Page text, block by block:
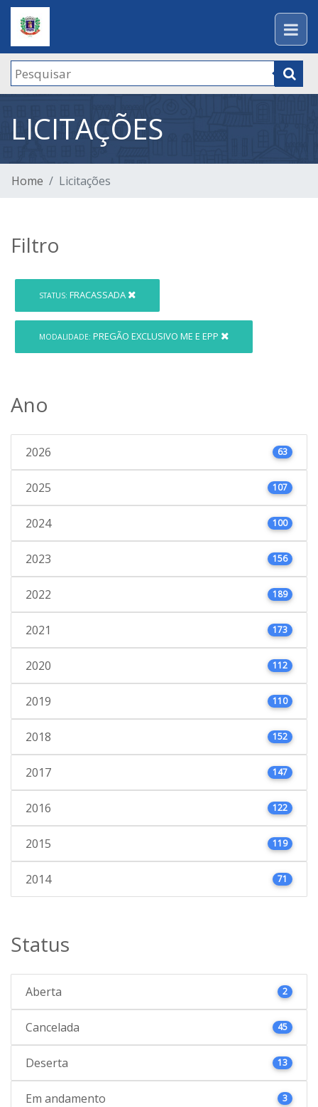
LICITAÇÕES
Home Licitações
Filtro
STATUS: FRACASSADA
MODALIDADE: PREGÃO EXCLUSIVO ME E EPP
Ano
2026 63
2025 107
2024 100
2023 156
2022 189
2021 173
2020 112
2019 110
2018 152
2017 147
2016 122
2015 119
2014 71
Status
Aberta 2
Cancelada 45
Deserta 13
Em andamento 3